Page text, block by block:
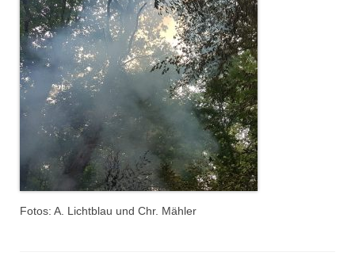
Einsatzfahrzeuge
Einsatzleitwagen ELW 1
Hilfeleistungslöschgruppenfahrzeug HLF
20
Drehleiter DLK 23/12
Staffellöschfahrzeug StLF 20/25
Tanklöschfahrzeug TLF 4000
Fotos: A. Lichtblau und Chr. Mähler